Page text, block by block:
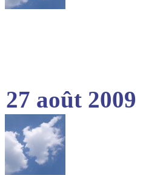
27 août 2009